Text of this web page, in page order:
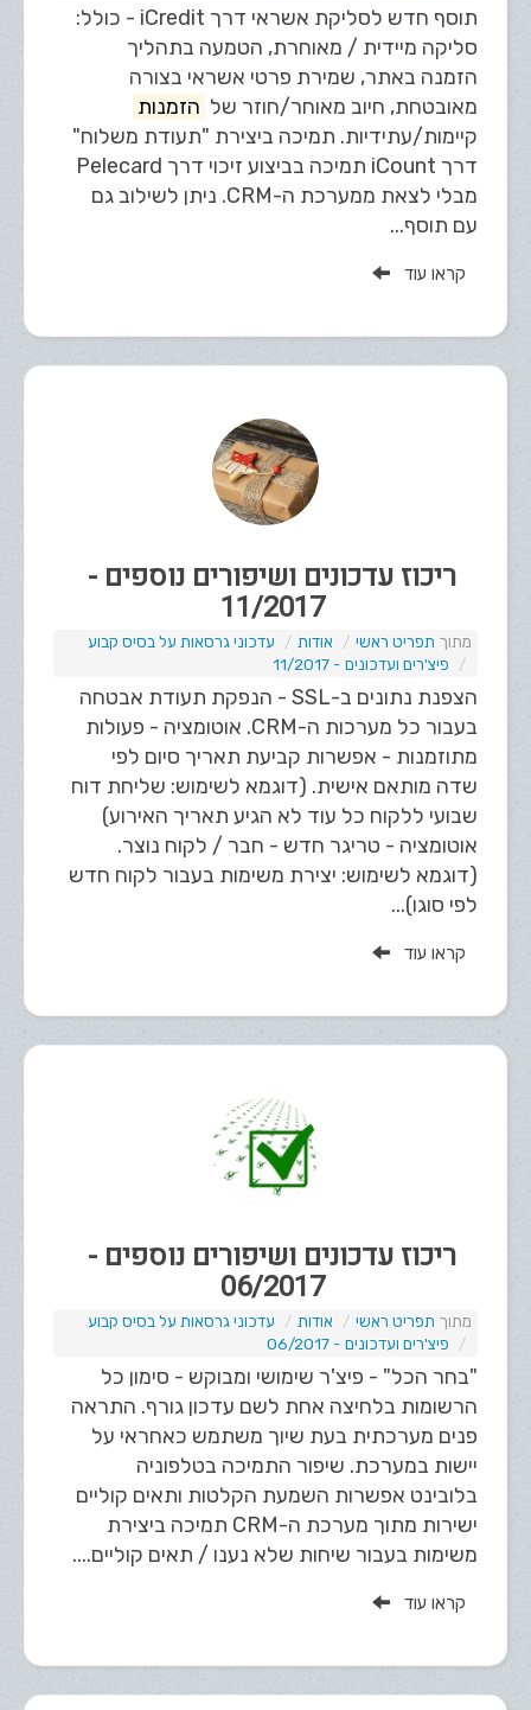
תוסף חדש לסליקת אשראי דרך iCredit - כולל:
סליקה מיידית / מאוחרת, הטמעה בתהליך
הזמנה באתר, שמירת פרטי אשראי בצורה
מאובטחת, חיוב מאוחר/חוזר של הזמנות
קיימות/עתידיות. תמיכה ביצירת "תעודת משלוח"
דרך iCount תמיכה בביצוע זיכוי דרך Pelecard
מבלי לצאת ממערכת ה-CRM. ניתן לשילוב גם
עם תוסף...
קראו עוד
ריכוז עדכונים ושיפורים נוספים -
11/2017
תפריט ראשי אודות
עדכוני גרסאות על בסיס קבוע
פיצ'רים ועדכונים - 11/2017
הצפנת נתונים ב-SSL - הנפקת תעודת אבטחה
בעבור כל מערכות ה-CRM. אוטומציה - פעולות
מתוזמנות - אפשרות קביעת תאריך סיום לפי
שדה מותאם אישית. (דוגמא לשימוש: שליחת דוח
שבועי ללקוח כל עוד לא הגיע תאריך האירוע)
אוטומציה - טריגר חדש - חבר / לקוח נוצר.
(דוגמא לשימוש: יצירת משימות בעבור לקוח חדש
לפי סוגו)...
קראו עוד
ריכוז עדכונים ושיפורים נוספים -
06/2017
תפריט ראשי אודות
עדכוני גרסאות על בסיס קבוע
פיצ'רים ועדכונים - 06/2017
"בחר הכל" - פיצ'ר שימושי ומבוקש - סימון כל
הרשומות בלחיצה אחת לשם עדכון גורף. התראה
פנים מערכתית בעת שיוך משתמש כאחראי על
יישות במערכת. שיפור התמיכה בטלפוניה
בלובינט אפשרות השמעת הקלטות ותאים קוליים
ישירות מתוך מערכת ה-CRM תמיכה ביצירת
משימות בעבור שיחות שלא נענו / תאים קוליים....
קראו עוד